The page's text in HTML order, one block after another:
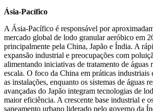
Ásia-Pacífico
A Ásia-Pacífico é responsável por
mercado global de lodo granular aeróbico em
principalmente pela China, Japão e Índia. A
expansão industrial e preocupações com
alimentando iniciativas de tratamento de águas
escala. O foco da China em práticas industriais
as instalações, enquanto os sistemas de águas
avançadas do Japão integram tecnologias de
maior eficiência. A crescente base industrial e
saneamento urbano liderado pelo governo da